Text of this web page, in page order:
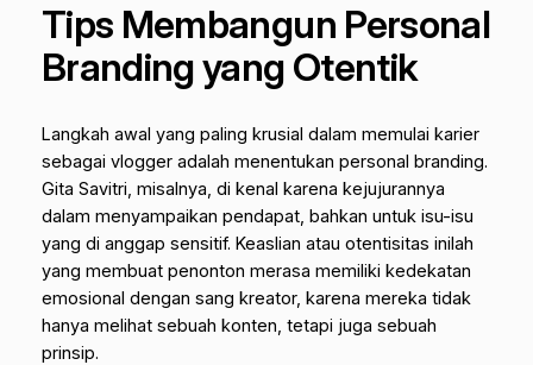
Tips Membangun Personal
Branding yang Otentik
Langkah awal yang paling krusial dalam memulai karier
sebagai vlogger adalah menentukan personal branding.
Gita Savitri, misalnya, di kenal karena kejujurannya
dalam menyampaikan pendapat, bahkan untuk isu-isu
yang di anggap sensitif. Keaslian atau otentisitas inilah
yang membuat penonton merasa memiliki kedekatan
emosional dengan sang kreator, karena mereka tidak
hanya melihat sebuah konten, tetapi juga sebuah
prinsip.